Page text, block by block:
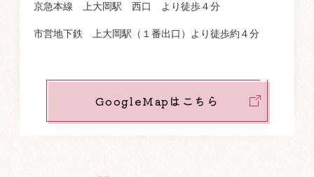
京急本線 上大岡駅 西口 より徒歩４分
市営地下鉄 上大岡駅（１番出口）より徒歩約４分
GoogleMapはこちら